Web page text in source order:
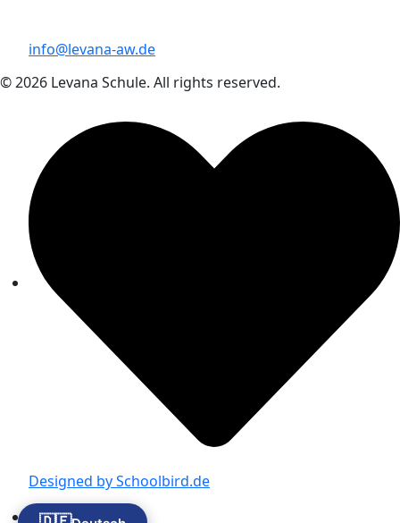
info@levana-aw.de
© 2026 Levana Schule. All rights reserved.
Designed by Schoolbird.de
Impressum